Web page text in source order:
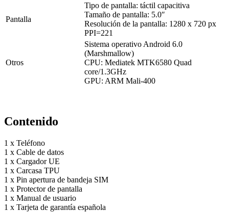
Pantalla
Tipo de pantalla: táctil capacitiva
Tamaño de pantalla: 5.0″
Resolución de la pantalla: 1280 x 720 px
PPI=221
Otros
Sistema operativo Android 6.0
(Marshmallow)
CPU: Mediatek MTK6580 Quad
core/1.3GHz
GPU: ARM Mali-400
Contenido
1 x Teléfono
1 x Cable de datos
1 x Cargador UE
1 x Carcasa TPU
1 x Pin apertura de bandeja SIM
1 x Protector de pantalla
1 x Manual de usuario
1 x Tarjeta de garantía española